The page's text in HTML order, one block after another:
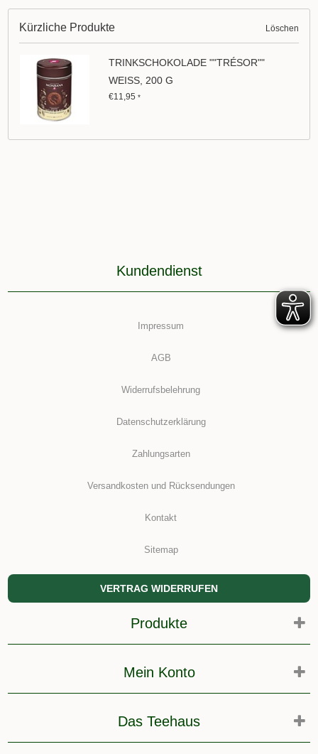
Kürzliche Produkte Löschen
TRINKSCHOKOLADE ""TRÉSOR""
WEISS, 200 G
€11,95*
Kundendienst
Impressum
AGB
Widerrufsbelehrung
Datenschutzerklärung
Zahlungsarten
Versandkosten und Rücksendungen
Kontakt
Sitemap
VERTRAG WIDERRUFEN
Produkte
Mein Konto
Das Teehaus